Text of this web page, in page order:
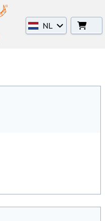
NL